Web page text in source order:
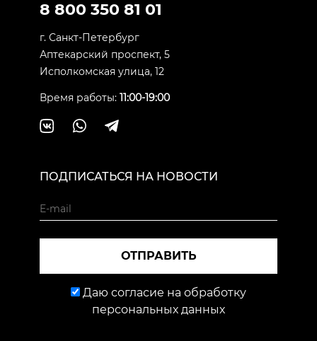
8 800 350 81 01
г. Санкт-Петербург
Аптекарский проспект, 5
Исполкомская улица, 12
Время работы: 11:00-19:00
ПОДПИСАТЬСЯ НА НОВОСТИ
ОТПРАВИТЬ
Даю согласие на обработку
персональных данных